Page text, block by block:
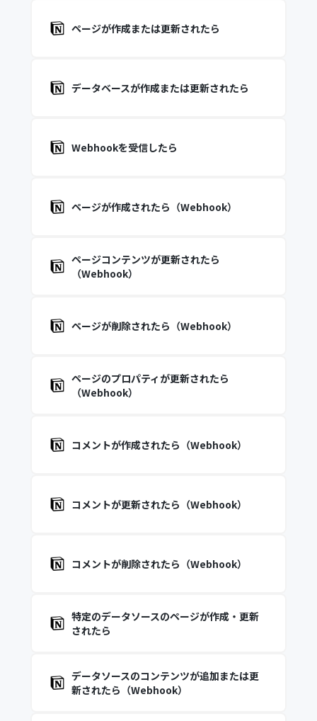
ページが作成または更新されたら
データベースが作成または更新されたら
Webhookを受信したら
ページが作成されたら（Webhook）
ページコンテンツが更新されたら
（Webhook）
ページが削除されたら（Webhook）
ページのプロパティが更新されたら
（Webhook）
コメントが作成されたら（Webhook）
コメントが更新されたら（Webhook）
コメントが削除されたら（Webhook）
特定のデータソースのページが作成・更新
されたら
データソースのコンテンツが追加または更
新されたら（Webhook）